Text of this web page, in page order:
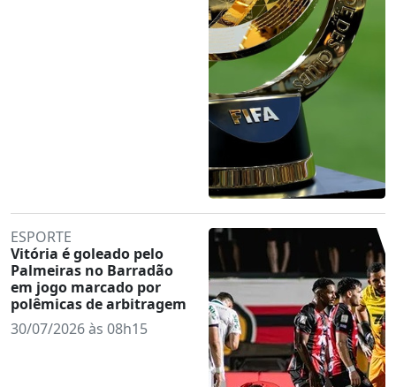
ESPORTE
Vitória é goleado pelo
Palmeiras no Barradão
em jogo marcado por
polêmicas de arbitragem
30/07/2026 às 08h15